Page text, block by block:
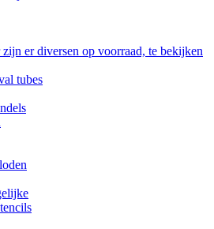
zijn er diversen op voorraad, te bekijken
tubes